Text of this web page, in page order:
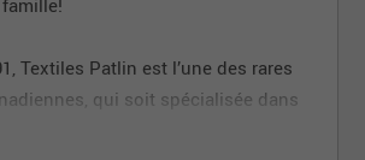
Textiles Patlin est l’une des rares
qui soit spécialisée dans